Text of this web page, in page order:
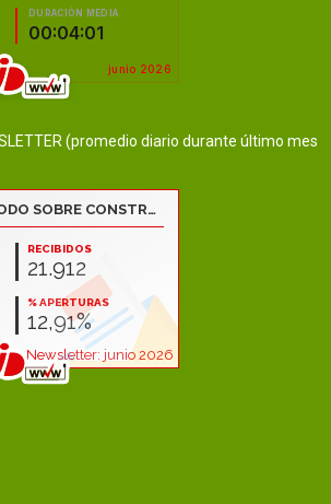
(promedio diario durante último mes